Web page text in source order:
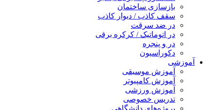
بازسازی ساختمان
سقف کاذب / دیوار کاذب
در ضد سرقت
در اتوماتیک / کرکره برقی
در و پنجره
دکوراسیون
آموزشی
آموزش موسیقی
آموزش کامپیوتر
آموزش ورزشی
تدریس خصوصی